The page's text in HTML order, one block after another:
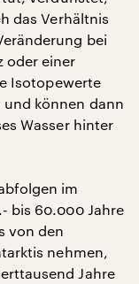
das Verhältnis
bei
oder einer
Isotopewerte
und können dann
Wasser hinter
im
bis 60.000 Jahre
von den
nehmen,
Jahre